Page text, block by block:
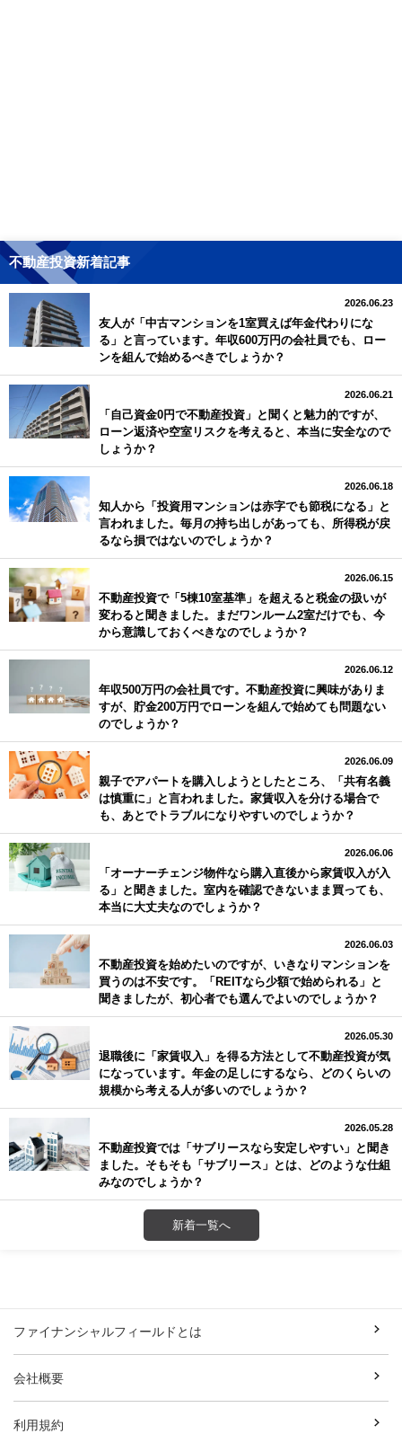
不動産投資新着記事
2026.06.23
友人が「中古マンションを1室買えば年金代わりにな
る」と言っています。年収600万円の会社員でも、ロー
ンを組んで始めるべきでしょうか？
2026.06.21
「自己資金0円で不動産投資」と聞くと魅力的ですが、
ローン返済や空室リスクを考えると、本当に安全なので
しょうか？
2026.06.18
知人から「投資用マンションは赤字でも節税になる」と
言われました。毎月の持ち出しがあっても、所得税が戻
るなら損ではないのでしょうか？
2026.06.15
不動産投資で「5棟10室基準」を超えると税金の扱いが
変わると聞きました。まだワンルーム2室だけでも、今
から意識しておくべきなのでしょうか？
2026.06.12
年収500万円の会社員です。不動産投資に興味がありま
すが、貯金200万円でローンを組んで始めても問題ない
のでしょうか？
2026.06.09
親子でアパートを購入しようとしたところ、「共有名義
は慎重に」と言われました。家賃収入を分ける場合で
も、あとでトラブルになりやすいのでしょうか？
2026.06.06
「オーナーチェンジ物件なら購入直後から家賃収入が入
る」と聞きました。室内を確認できないまま買っても、
本当に大丈夫なのでしょうか？
2026.06.03
不動産投資を始めたいのですが、いきなりマンションを
買うのは不安です。「REITなら少額で始められる」と
聞きましたが、初心者でも選んでよいのでしょうか？
2026.05.30
退職後に「家賃収入」を得る方法として不動産投資が気
になっています。年金の足しにするなら、どのくらいの
規模から考える人が多いのでしょうか？
2026.05.28
不動産投資では「サブリースなら安定しやすい」と聞き
ました。そもそも「サブリース」とは、どのような仕組
みなのでしょうか？
新着一覧へ
ファイナンシャルフィールドとは
会社概要
利用規約